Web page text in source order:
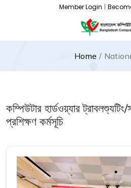
Member Login |
Home
কম্পিউটার হার্ডওয়্যার
প্রশিক্ষণ কর্মসূচি